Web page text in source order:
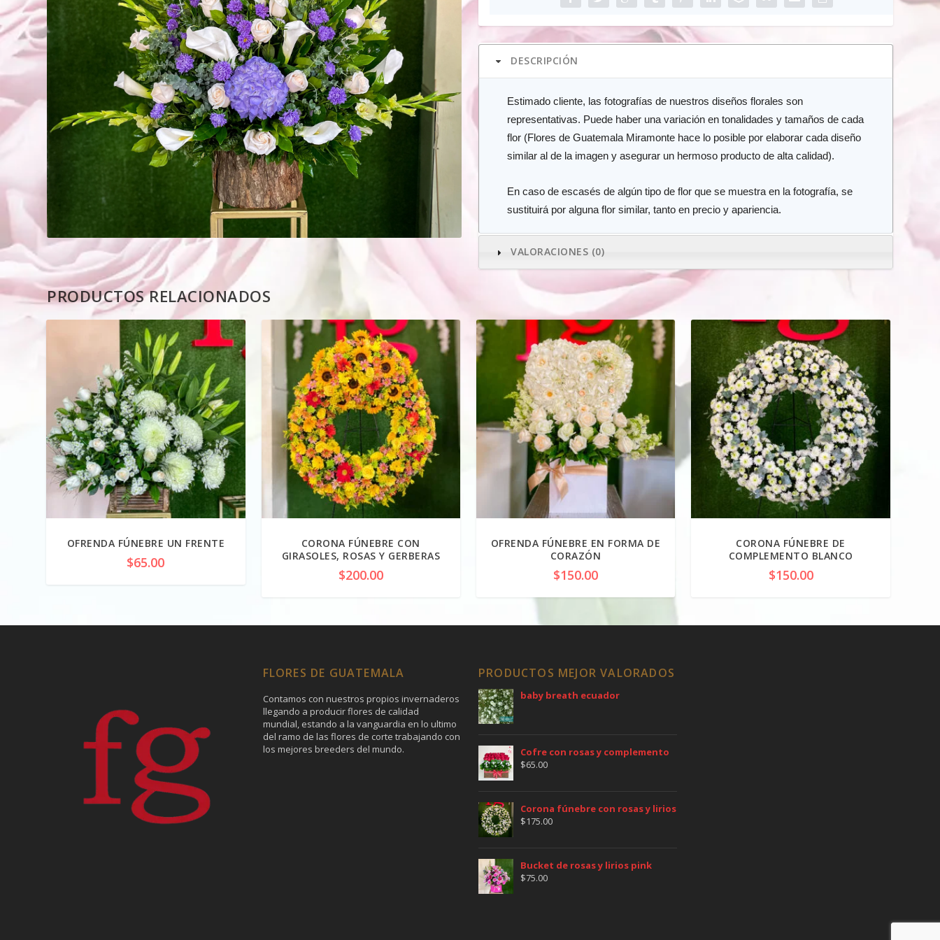
morados
cantidad
DESCRIPCIÓN
Estimado cliente, las fotografías de nuestros diseños florales son
representativas. Puede haber una variación en tonalidades y tamaños de cada
flor (Flores de Guatemala Miramonte hace lo posible por elaborar cada diseño
similar al de la imagen y asegurar un hermoso producto de alta calidad).
En caso de escasés de algún tipo de flor que se muestra en la fotografía, se
sustituirá por alguna flor similar, tanto en precio y apariencia.
VALORACIONES (0)
PRODUCTOS RELACIONADOS
OFRENDA FÚNEBRE UN FRENTE
$65.00
CORONA FÚNEBRE CON
GIRASOLES, ROSAS Y GERBERAS
$200.00
OFRENDA FÚNEBRE EN FORMA DE
CORAZÓN
$150.00
CORONA FÚNEBRE DE
COMPLEMENTO BLANCO
$150.00
FLORES DE GUATEMALA
Contamos con nuestros propios invernaderos
llegando a producir flores de calidad
mundial, estando a la vanguardia en lo ultimo
del ramo de las flores de corte trabajando con
los mejores breeders del mundo.
PRODUCTOS MEJOR VALORADOS
baby breath ecuador
Cofre con rosas y complemento
$65.00
Corona fúnebre con rosas y lirios
$175.00
Bucket de rosas y lirios pink
$75.00